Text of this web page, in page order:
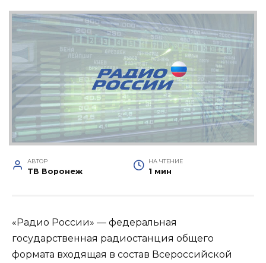
АВТОР
ТВ Воронеж
НА ЧТЕНИЕ
1 мин
«Радио России» — федеральная
государственная радиостанция общего
формата входящая в состав Всероссийской